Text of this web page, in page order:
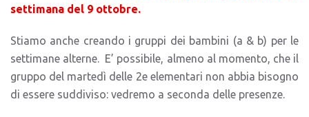
settimana del 9 ottobre.
Stiamo anche creando i gruppi dei bambini (a & b) per le
settimane alterne. E’ possibile, almeno al momento, che il
gruppo del martedì delle 2e elementari non abbia bisogno
di essere suddiviso: vedremo a seconda delle presenze.